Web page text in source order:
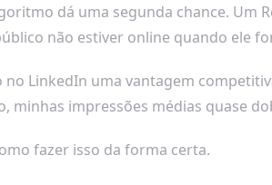
dá uma segunda chance. Um
não estiver online quando ele
LinkedIn uma vantagem
minhas impressões médias quase
fazer isso da forma certa.